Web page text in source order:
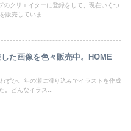
のクリエイターに登録をして、現在いくつ
販売していま...
た画像を色々販売中。HOME
ずか。年の瀬に滑り込みでイラストを作成
。どんなイラス...